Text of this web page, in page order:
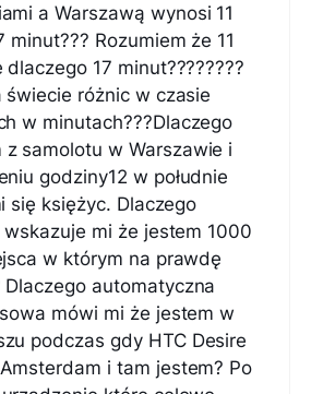
a Warszawą wynosi 11
minut??? Rozumiem że 11
17 minut????????
świecie różnic w czasie
w minutach???Dlaczego
samolotu w Warszawie i
godziny12 w południe
się księżyc. Dlaczego
wskazuje mi że jestem 1000
w którym na prawdę
Dlaczego automatyczna
mówi mi że jestem w
podczas gdy HTC Desire
i tam jestem? Po